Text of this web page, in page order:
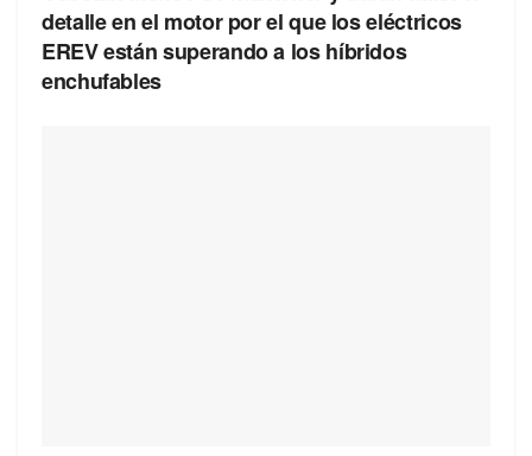
detalle en el motor por el que los eléctricos
EREV están superando a los híbridos
enchufables